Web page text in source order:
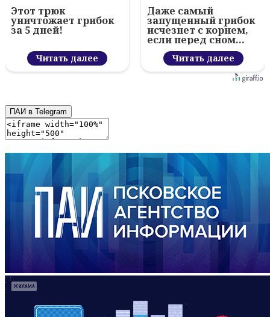
Этот трюк
уничтожает грибок
за 5 дней!
Читать далее
Даже самый
запущенный грибок
исчезнет с корнем,
если перед сном…
Читать далее
ПАИ в Telegram